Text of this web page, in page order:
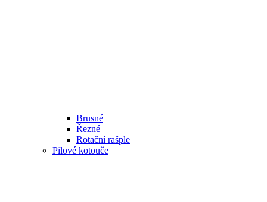
Brusné
Řezné
Rotační rašple
Pilové kotouče